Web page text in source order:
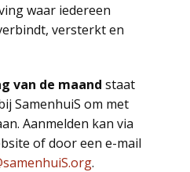
waar iedereen
versterkt en
van de maand staat
SamenhuiS om met
Aanmelden kan via
of door een e-mail
.